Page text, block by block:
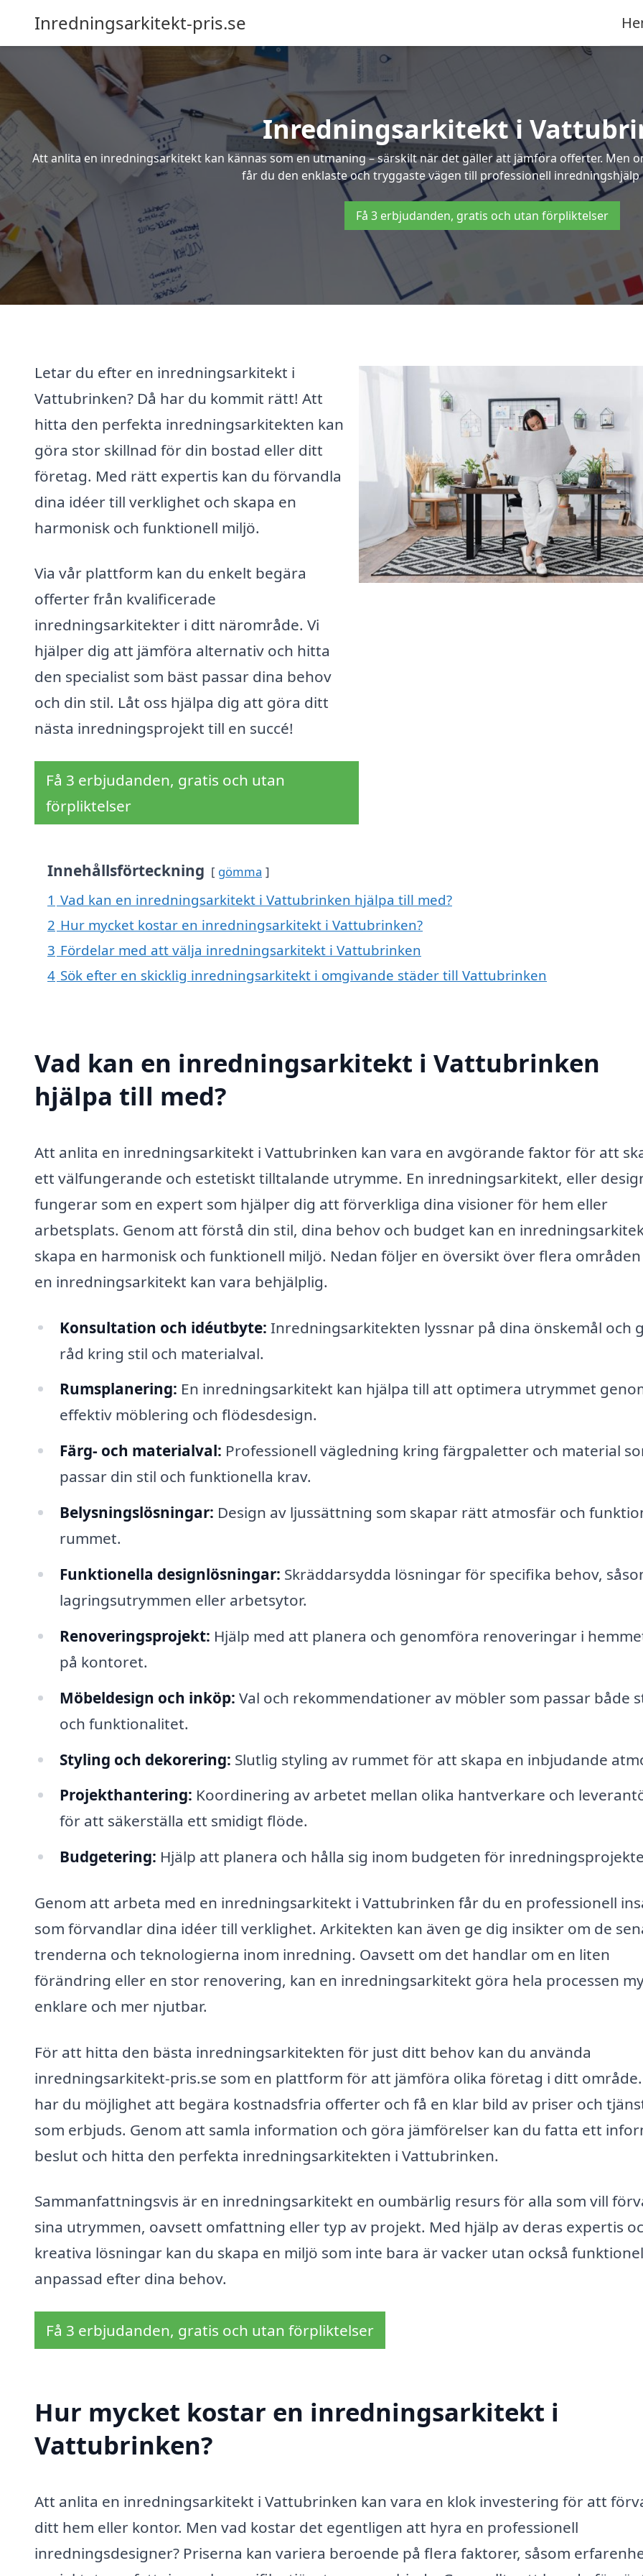
Inredningsarkitekt-pris.se
Inredningsarkitekt i
Att anlita en inredningsarkitekt kan kännas som en utmaning – särskilt när det gäller att jämföra offerter. Men
får du den enklaste och tryggaste vägen till professionell
Få 3 erbjudanden, gratis och utan förpliktelser
Letar du efter en inredningsarkitekt i
Vattubrinken? Då har du kommit rätt! Att
hitta den perfekta inredningsarkitekten kan
göra stor skillnad för din bostad eller ditt
företag. Med rätt expertis kan du förvandla
dina idéer till verklighet och skapa en
harmonisk och funktionell miljö.
Via vår plattform kan du enkelt begära
offerter från kvalificerade
inredningsarkitekter i ditt närområde. Vi
hjälper dig att jämföra alternativ och hitta
den specialist som bäst passar dina behov
och din stil. Låt oss hjälpa dig att göra ditt
nästa inredningsprojekt till en succé!
Få 3 erbjudanden, gratis och utan
förpliktelser
Innehållsförteckning gömma
1 Vad kan en inredningsarkitekt i Vattubrinken hjälpa till med?
2 Hur mycket kostar en inredningsarkitekt i Vattubrinken?
3 Fördelar med att välja inredningsarkitekt i Vattubrinken
4 Sök efter en skicklig inredningsarkitekt i omgivande städer till Vattubrinken
Vad kan en inredningsarkitekt i Vattubrinken
hjälpa till med?
Att anlita en inredningsarkitekt i Vattubrinken kan vara en avgörande faktor för att
ett välfungerande och estetiskt tilltalande utrymme. En inredningsarkitekt, eller
fungerar som en expert som hjälper dig att förverkliga dina visioner för hem eller
arbetsplats. Genom att förstå din stil, dina behov och budget kan en
skapa en harmonisk och funktionell miljö. Nedan följer en översikt över flera
en inredningsarkitekt kan vara behjälplig.
Konsultation och idéutbyte: Inredningsarkitekten lyssnar på dina önskemål och
råd kring stil och materialval.
Rumsplanering: En inredningsarkitekt kan hjälpa till att optimera utrymmet
effektiv möblering och flödesdesign.
Färg- och materialval: Professionell vägledning kring färgpaletter och material
passar din stil och funktionella krav.
Belysningslösningar: Design av ljussättning som skapar rätt atmosfär och
rummet.
Funktionella designlösningar: Skräddarsydda lösningar för specifika behov,
lagringsutrymmen eller arbetsytor.
Renoveringsprojekt: Hjälp med att planera och genomföra renoveringar i
på kontoret.
Möbeldesign och inköp: Val och rekommendationer av möbler som passar både
och funktionalitet.
Styling och dekorering: Slutlig styling av rummet för att skapa en inbjudande
Projekthantering: Koordinering av arbetet mellan olika hantverkare och
för att säkerställa ett smidigt flöde.
Budgetering: Hjälp att planera och hålla sig inom budgeten för
Genom att arbeta med en inredningsarkitekt i Vattubrinken får du en professionell
som förvandlar dina idéer till verklighet. Arkitekten kan även ge dig insikter om de
trenderna och teknologierna inom inredning. Oavsett om det handlar om en liten
förändring eller en stor renovering, kan en inredningsarkitekt göra hela processen
enklare och mer njutbar.
För att hitta den bästa inredningsarkitekten för just ditt behov kan du använda
inredningsarkitekt-pris.se som en plattform för att jämföra olika företag i ditt
har du möjlighet att begära kostnadsfria offerter och få en klar bild av priser och
som erbjuds. Genom att samla information och göra jämförelser kan du fatta ett
beslut och hitta den perfekta inredningsarkitekten i Vattubrinken.
Sammanfattningsvis är en inredningsarkitekt en oumbärlig resurs för alla som vill
sina utrymmen, oavsett omfattning eller typ av projekt. Med hjälp av deras expertis
kreativa lösningar kan du skapa en miljö som inte bara är vacker utan också
anpassad efter dina behov.
Få 3 erbjudanden, gratis och utan förpliktelser
Hur mycket kostar en inredningsarkitekt i
Vattubrinken?
Att anlita en inredningsarkitekt i Vattubrinken kan vara en klok investering för att
ditt hem eller kontor. Men vad kostar det egentligen att hyra en professionell
inredningsdesigner? Priserna kan variera beroende på flera faktorer, såsom